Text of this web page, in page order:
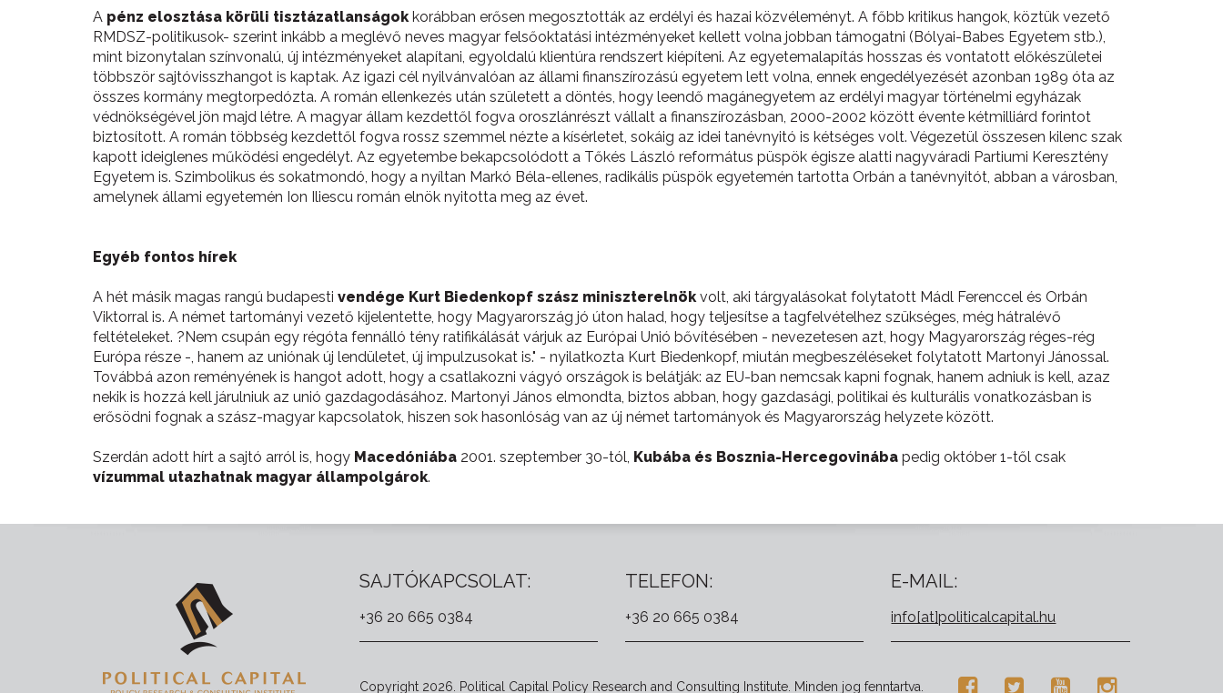
A pénz elosztása körüli tisztázatlanságokkorábban erősen megosztották az erdélyi és hazai közvéleményt. A főbb kritikus hangok, köztük vezető
RMDSZ-politikusok- szerint inkább a meglévő neves magyar felsőoktatási intézményeket kellett volna jobban támogatni (Bólyai-Babes Egyetem stb.),
mint bizonytalan színvonalú, új intézményeket alapítani, egyoldalú klientúra rendszert kiépíteni. Az egyetemalapítás hosszas és vontatott előkészületei
többször sajtóvisszhangot is kaptak. Az igazi cél nyilvánvalóan az állami finanszírozású egyetem lett volna, ennek engedélyezését azonban 1989 óta az
összes kormány megtorpedózta. A román ellenkezés után született a döntés, hogy leendő magánegyetem az erdélyi magyar történelmi egyházak
védnökségével jön majd létre. A magyar állam kezdettől fogva oroszlánrészt vállalt a finanszírozásban, 2000-2002 között évente kétmilliárd forintot
biztosított. A román többség kezdettől fogva rossz szemmel nézte a kísérletet, sokáig az idei tanévnyitó is kétséges volt. Végezetül összesen kilenc szak
kapott ideiglenes működési engedélyt. Az egyetembe bekapcsolódott a Tőkés László református püspök égisze alatti nagyváradi Partiumi Keresztény
Egyetem is. Szimbolikus és sokatmondó, hogy a nyíltan Markó Béla-ellenes, radikális püspök egyetemén tartotta Orbán a tanévnyitót, abban a városban,
amelynek állami egyetemén Ion Iliescu román elnök nyitotta meg az évet.
Egyéb fontos hírek
A hét másik magas rangú budapesti vendége Kurt Biedenkopf szász miniszterelnökvolt, aki tárgyalásokat folytatott Mádl Ferenccel és Orbán
Viktorral is. A német tartományi vezető kijelentette, hogy Magyarország jó úton halad, hogy teljesítse a tagfelvételhez szükséges, még hátralévő
feltételeket. ?Nem csupán egy régóta fennálló tény ratifikálását várjuk az Európai Unió bővítésében - nevezetesen azt, hogy Magyarország réges-rég
Európa része -, hanem az uniónak új lendületet, új impulzusokat is." - nyilatkozta Kurt Biedenkopf, miután megbeszéléseket folytatott Martonyi Jánossal.
Továbbá azon reményének is hangot adott, hogy a csatlakozni vágyó országok is belátják: az EU-ban nemcsak kapni fognak, hanem adniuk is kell, azaz
nekik is hozzá kell járulniuk az unió gazdagodásához. Martonyi János elmondta, biztos abban, hogy gazdasági, politikai és kulturális vonatkozásban is
erősödni fognak a szász-magyar kapcsolatok, hiszen sok hasonlóság van az új német tartományok és Magyarország helyzete között.
Szerdán adott hírt a sajtó arról is, hogy Macedóniába 2001. szeptember 30-tól, Kubába és Bosznia-Hercegovinába pedig október 1-től csak
vízummal utazhatnak magyar állampolgárok.
SAJTÓKAPCSOLAT:
+36 20 665 0384
TELEFON:
+36 20 665 0384
E-MAIL:
info[at]politicalcapital.hu
Copyright 2026. Political Capital Policy Research and Consulting Institute. Minden jog fenntartva.